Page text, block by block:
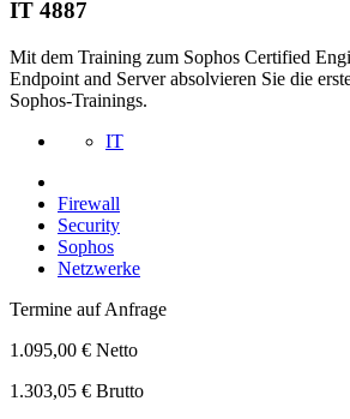
IT 4887
Mit dem Training zum Sophos Certified
Endpoint and Server absolvieren Sie die
Sophos-Trainings.
IT
Firewall
Security
Sophos
Netzwerke
Termine auf Anfrage
1.095,00 € Netto
1.303,05 € Brutto